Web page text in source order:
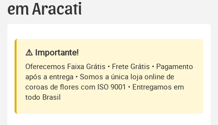
em Aracati
⚠️ Importante!
Oferecemos Faixa Grátis • Frete Grátis • Pagamento
após a entrega • Somos a única loja online de
coroas de flores com ISO 9001 • Entregamos em
todo Brasil